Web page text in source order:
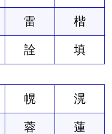
雷 楷
詮 填
幌 滉
蓉 蓮